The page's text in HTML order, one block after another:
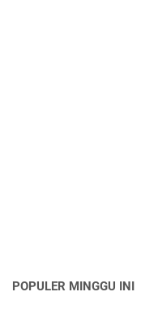
POPULER MINGGU INI